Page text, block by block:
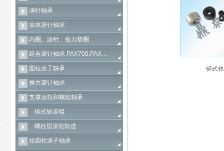
满针轴承
实体滚针轴承
内圈、滚针、推力垫圈
组合滚针轴承 PAX700.PAX…
圆柱滚子轴承
推力滚针轴承
支撑滚轮和螺栓轴承
·轭式轨道辊
·螺栓型滚轮轨道
短圆柱滚子轴承
轭式